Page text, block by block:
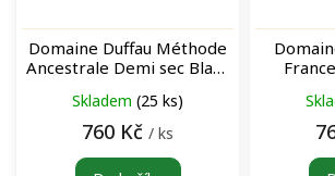
Domaine Duffau Méthode
Ancestrale Demi sec Blanc
Skladem (25 ks)
760 Kč / ks